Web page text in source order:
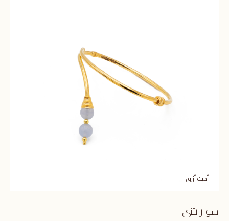
أجيت أزرق
سوار تثنى